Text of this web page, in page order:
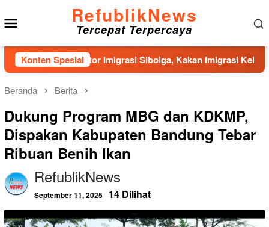
ke
konten
RefublikNews
Tercepat Terpercaya
Konten Spesial
Kantor Imigrasi Sibolga, Kakan Imigrasi Kelas II Gercep
Beranda Berita
Dukung Program MBG dan KDKMP,
Dispakan Kabupaten Bandung Tebar
Ribuan Benih Ikan
RefublikNews
September 11, 2025 14 Dilihat